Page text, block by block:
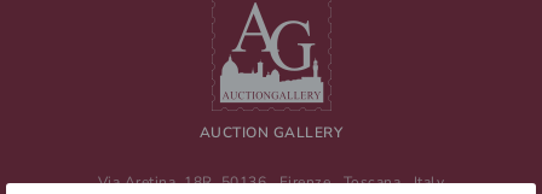
AUCTION GALLERY
Via Aretina, 18R 50136 Firenze,Toscana,Italy